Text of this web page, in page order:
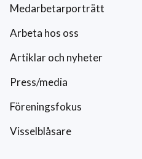
Medarbetarporträtt
Arbeta hos oss
Artiklar och nyheter
Press/media
Föreningsfokus
Visselblåsare